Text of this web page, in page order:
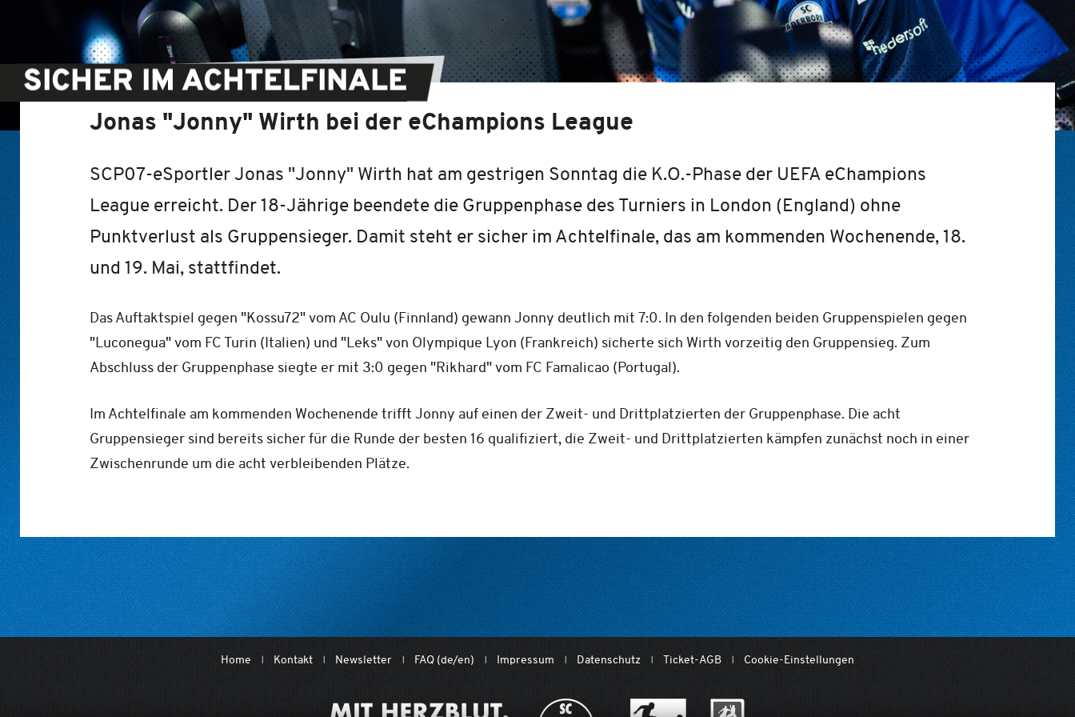
SICHER IM ACHTELFINALE
Jonas "Jonny" Wirth bei der eChampions League
SCP07-eSportler Jonas "Jonny" Wirth hat am gestrigen Sonntag die K.O.-Phase der UEFA eChampions
League erreicht. Der 18-Jährige beendete die Gruppenphase des Turniers in London (England) ohne
Punktverlust als Gruppensieger. Damit steht er sicher im Achtelfinale, das am kommenden Wochenende, 18.
und 19. Mai, stattfindet.
Das Auftaktspiel gegen "Kossu72" vom AC Oulu (Finnland) gewann Jonny deutlich mit 7:0. In den folgenden beiden Gruppenspielen gegen
"Luconegua" vom FC Turin (Italien) und "Leks" von Olympique Lyon (Frankreich) sicherte sich Wirth vorzeitig den Gruppensieg. Zum
Abschluss der Gruppenphase siegte er mit 3:0 gegen "Rikhard" vom FC Famalicao (Portugal).
Im Achtelfinale am kommenden Wochenende trifft Jonny auf einen der Zweit- und Drittplatzierten der Gruppenphase. Die acht
Gruppensieger sind bereits sicher für die Runde der besten 16 qualifiziert, die Zweit- und Drittplatzierten kämpfen zunächst noch in einer
Zwischenrunde um die acht verbleibenden Plätze.
Home Kontakt Newsletter FAQ (de/en) Impressum Datenschutz Ticket-AGB Cookie-Einstellungen